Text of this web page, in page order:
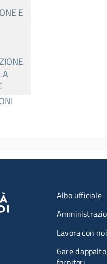
E
Menu
Albo ufficiale
Lavora con noi
Gare